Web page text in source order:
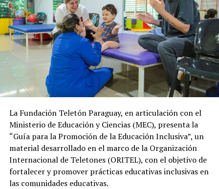
La Fundación Teletón Paraguay, en articulación con el
Ministerio de Educación y Ciencias (MEC), presenta la
“Guía para la Promoción de la Educación Inclusiva”, un
material desarrollado en el marco de la Organización
Internacional de Teletones (ORITEL), con el objetivo de
fortalecer y promover prácticas educativas inclusivas en
las comunidades educativas.